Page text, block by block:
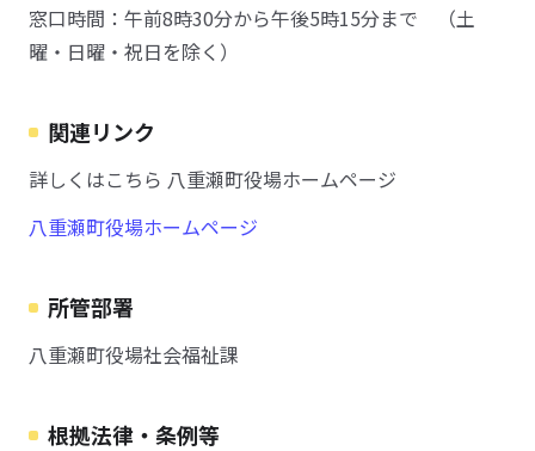
窓口時間：午前8時30分から午後5時15分まで （土
曜・日曜・祝日を除く）
関連リンク
詳しくはこちら 八重瀬町役場ホームページ
八重瀬町役場ホームページ
所管部署
八重瀬町役場社会福祉課
根拠法律・条例等